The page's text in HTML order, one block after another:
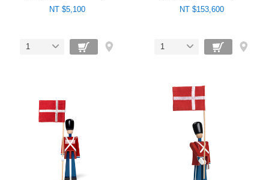
NT $5,100
1
NT $153,600
1